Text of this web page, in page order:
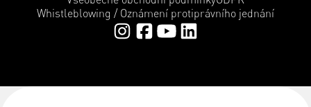
Whistleblowing / Oznámení protiprávního jednání